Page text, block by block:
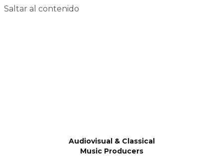
Saltar al contenido
Audiovisual & Classical
Music Producers